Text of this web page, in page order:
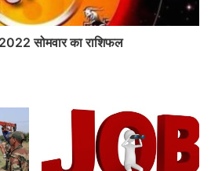
सोमवार का राशिफल